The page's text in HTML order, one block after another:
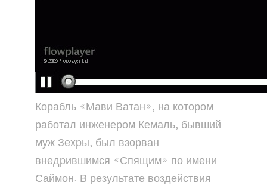
Корабль «Мави Ватан», на котором
работал инженером Кемаль, бывший
муж Зехры, был взорван
внедрившимся «Спящим» по имени
Саймон. В результате воздействия